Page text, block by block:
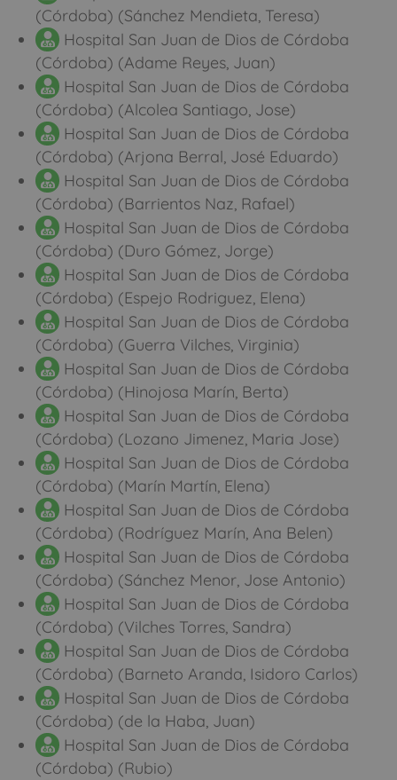
(Córdoba) (Sánchez Mendieta, Teresa)
Hospital San Juan de Dios de Córdoba
(Córdoba) (Adame Reyes, Juan)
Hospital San Juan de Dios de Córdoba
(Córdoba) (Alcolea Santiago, Jose)
Hospital San Juan de Dios de Córdoba
(Córdoba) (Arjona Berral, José Eduardo)
Hospital San Juan de Dios de Córdoba
(Córdoba) (Barrientos Naz, Rafael)
Hospital San Juan de Dios de Córdoba
(Córdoba) (Duro Gómez, Jorge)
Hospital San Juan de Dios de Córdoba
(Córdoba) (Espejo Rodriguez, Elena)
Hospital San Juan de Dios de Córdoba
(Córdoba) (Guerra Vilches, Virginia)
Hospital San Juan de Dios de Córdoba
(Córdoba) (Hinojosa Marín, Berta)
Hospital San Juan de Dios de Córdoba
(Córdoba) (Lozano Jimenez, Maria Jose)
Hospital San Juan de Dios de Córdoba
(Córdoba) (Marín Martín, Elena)
Hospital San Juan de Dios de Córdoba
(Córdoba) (Rodríguez Marín, Ana Belen)
Hospital San Juan de Dios de Córdoba
(Córdoba) (Sánchez Menor, Jose Antonio)
Hospital San Juan de Dios de Córdoba
(Córdoba) (Vilches Torres, Sandra)
Hospital San Juan de Dios de Córdoba
(Córdoba) (Barneto Aranda, Isidoro Carlos)
Hospital San Juan de Dios de Córdoba
(Córdoba) (de la Haba, Juan)
Hospital San Juan de Dios de Córdoba
(Córdoba) (Rubio)